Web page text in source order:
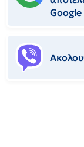
Google